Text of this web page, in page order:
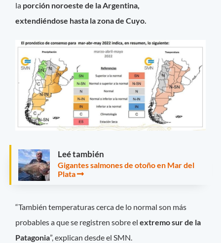
la porción noroeste de la Argentina,
extendiéndose hasta la zona de Cuyo.
Leé también
Gigantes salmones de otoño en Mar del
Plata
“También temperaturas cerca de lo normal son más
probables a que se registren sobre elextremo sur de la
Patagonia”, explican desde el SMN.